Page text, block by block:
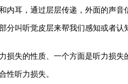
耳，通过层层传递，外面的声
叫听觉皮层来帮我们感知或者
失的性质、一个方面是听力损失
性听力损失。